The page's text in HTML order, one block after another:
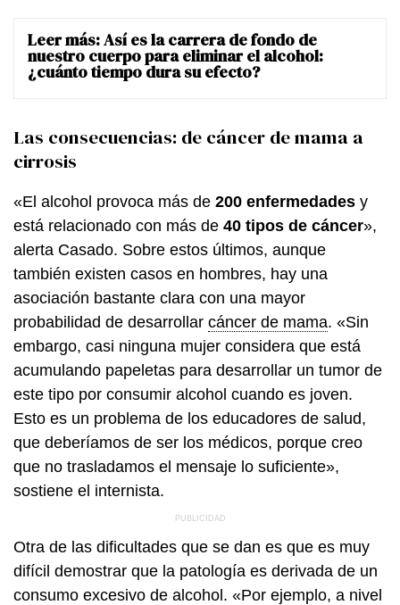
Leer más:Así es la carrera de fondo de
nuestro cuerpo para eliminar el alcohol:
¿cuánto tiempo dura su efecto?
Las consecuencias: de cáncer de mama a
cirrosis
«El alcohol provoca más de 200 enfermedades y
está relacionado con más de 40 tipos de cáncer»,
alerta Casado. Sobre estos últimos, aunque
también existen casos en hombres, hay una
asociación bastante clara con una mayor
probabilidad de desarrollar cáncer de mama. «Sin
embargo, casi ninguna mujer considera que está
acumulando papeletas para desarrollar un tumor de
este tipo por consumir alcohol cuando es joven.
Esto es un problema de los educadores de salud,
que deberíamos de ser los médicos, porque creo
que no trasladamos el mensaje lo suficiente»,
sostiene el internista.
Otra de las dificultades que se dan es que es muy
difícil demostrar que la patología es derivada de un
consumo excesivo de alcohol. «Por ejemplo, a nivel